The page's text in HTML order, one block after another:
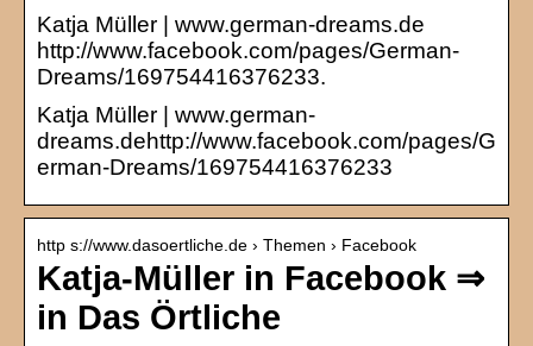
Katja Müller | www.german-dreams.de
http://www.facebook.com/pages/German-
Dreams/169754416376233.
Katja Müller | www.german-
dreams.dehttp://www.facebook.com/pages/G
erman-Dreams/169754416376233
http s://www.dasoertliche.de › Themen › Facebook
Katja-Müller in Facebook ⇒
in Das Örtliche